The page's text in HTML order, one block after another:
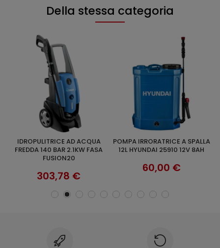
Della stessa categoria
AGGIUNGI AL CARRELLO
IDROPULITRICE AD ACQUA
FREDDA 140 BAR 2.1KW FASA
FUSION20
303,78 €
AGGIUNGI AL CARRELLO
POMPA IRRORATRICE A SPALLA
12L HYUNDAI 25910 12V 8AH
60,00 €